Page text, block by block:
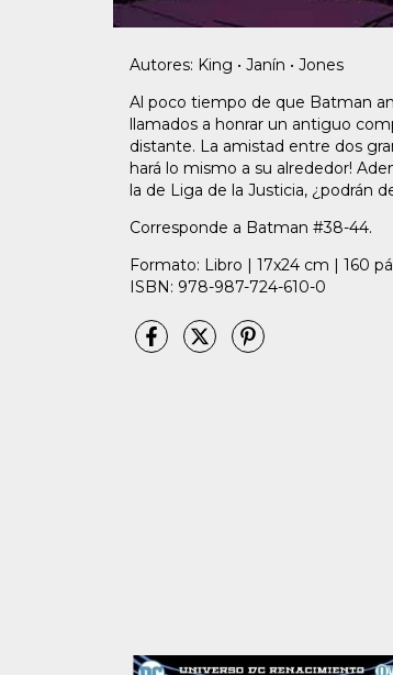
Autores: King • Janín • Jones
Al poco tiempo de que Batman
llamados a honrar un antiguo
distante. La amistad entre dos
hará lo mismo a su alrededor!
la de Liga de la Justicia, ¿podrán
Corresponde a Batman #38-44.
Formato: Libro | 17x24 cm | 160
ISBN: 978-987-724-610-0